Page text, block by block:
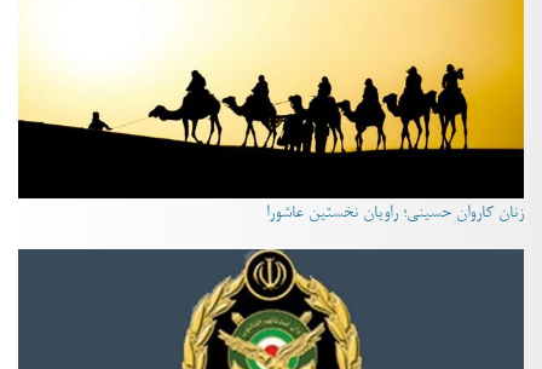
زنان کاروان حسینی؛ راویان نخستین عاشورا